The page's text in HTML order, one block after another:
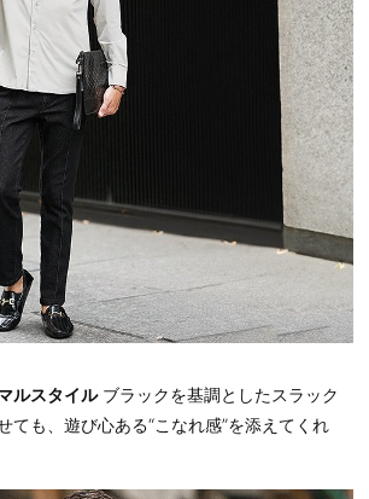
ルスタイルブラックを基調としたスラック
ても、遊び心ある“こなれ感”を添えてくれ